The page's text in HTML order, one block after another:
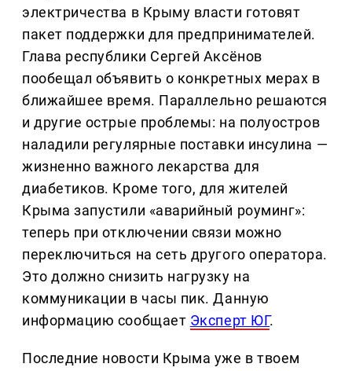
электричества в Крыму власти готовят
пакет поддержки для предпринимателей.
Глава республики Сергей Аксёнов
пообещал объявить о конкретных мерах в
ближайшее время. Параллельно решаются
и другие острые проблемы: на полуостров
наладили регулярные поставки инсулина —
жизненно важного лекарства для
диабетиков. Кроме того, для жителей
Крыма запустили «аварийный роуминг»:
теперь при отключении связи можно
переключиться на сеть другого оператора.
Это должно снизить нагрузку на
коммуникации в часы пик. Данную
информацию сообщает Эксперт ЮГ.
Последние новости Крыма уже в твоем